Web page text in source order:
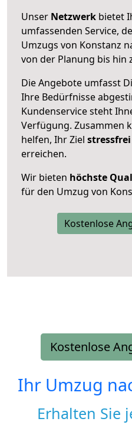
Unser Netzwerk bietet
umfassenden Service,
Umzugs von Konstanz
von der Planung bis hin
Die Angebote umfasst
Ihre Bedürfnisse
Kundenservice steht
Verfügung. Zusammen
helfen, Ihr Ziel
erreichen.
Wir bieten höchste
für den Umzug von
Kostenlose
Kostenlose
Ihr Umzug
Erhalten Sie